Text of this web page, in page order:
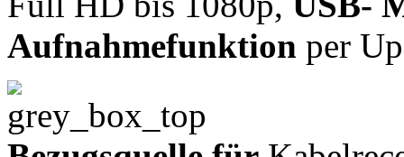
Aufnahmefunktion per